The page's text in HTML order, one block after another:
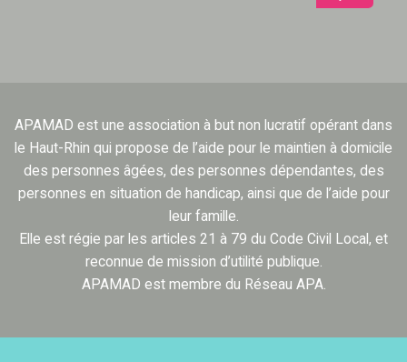
APAMAD est une association à but non lucratif opérant dans
le Haut-Rhin qui propose de l’aide pour le maintien à domicile
des personnes âgées, des personnes dépendantes, des
personnes en situation de handicap, ainsi que de l’aide pour
leur famille.
Elle est régie par les articles 21 à 79 du Code Civil Local, et
reconnue de mission d’utilité publique.
APAMAD est membre du Réseau APA.